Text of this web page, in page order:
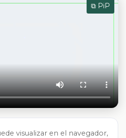
⧉ PiP
visualizar en el navegador,